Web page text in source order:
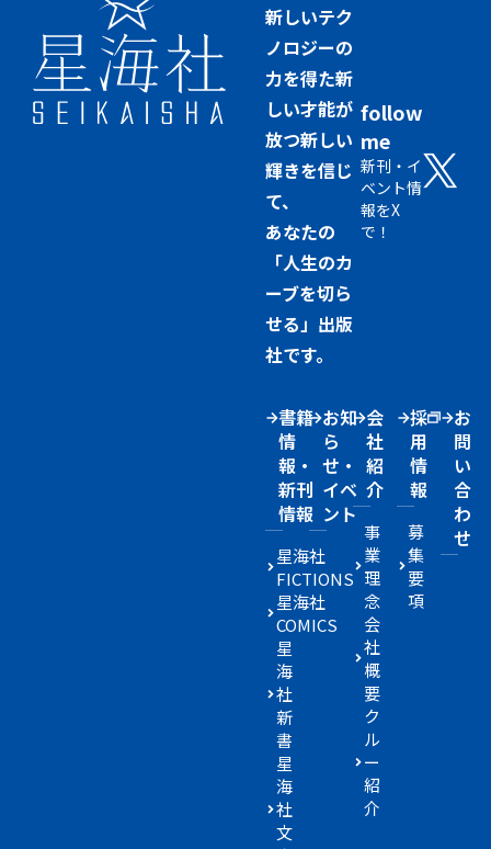
新しいテク
ノロジーの
力を得た新
しい才能が
放つ新しい
輝きを信じ
て、
あなたの
「人生のカ
ーブを切ら
せる」出版
社です。
follow
me
新刊・イ
ベント情
報をX
で！
書籍
情
報・
新刊
情報
星海社
FICTIONS
星海社
COMICS
星
海
社
新
書
星
海
社
文
お知
ら
せ・
イベ
ント
会
社
紹
介
事
業
理
念
会
社
概
要
ク
ル
ー
紹
介
採
用
情
報
募
集
要
項
お
問
い
合
わ
せ